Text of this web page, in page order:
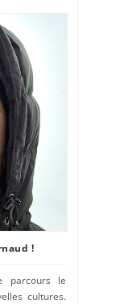
!
parcours le
cultures.